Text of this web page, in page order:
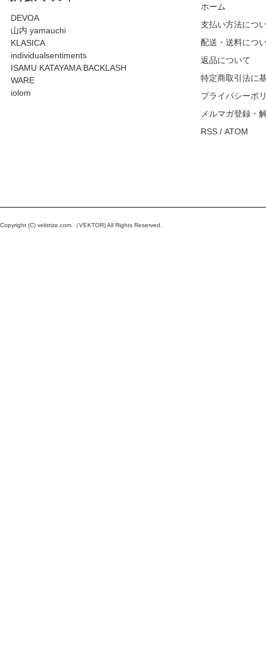
DEVOA
山内 yamauchi
KLASICA
individualsentiments
ISAMU KATAYAMA BACKLASH
WARE
iolom
ホーム
支払い方法につ
配送・送料につ
返品について
特定商取引法に
プライバシーポ
メルマガ登録・
RSS / ATOM
Copyright (C) vektrize.com .（VEKTOR) All Rights Reserved.